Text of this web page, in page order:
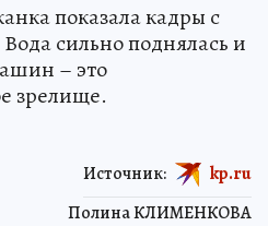
показала кадры с
сильно поднялась и
– это
зрелище.
Полина КЛИМЕНКОВА
Источник: kp.ru